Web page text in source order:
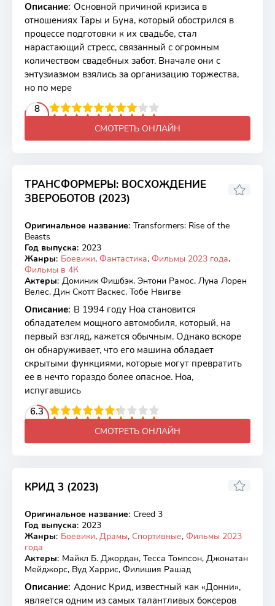
Описание: Основной причиной кризиса в
отношениях Тары и Буна, который обострился в
процессе подготовки к их свадьбе, стал
нарастающий стресс, связанный с огромным
количеством свадебных забот. Вначале они с
энтузиазмом взялись за организацию торжества,
но по мере
8
4 5 6 7 8 9 10
СМОТРЕТЬ ОНЛАЙН
ТРАНСФОРМЕРЫ: ВОСХОЖДЕНИЕ
ЗВЕРОБОТОВ (2023)
BDRip, WEB-DL
5.49
Оригинальное название: Transformers: Rise of the
Beasts
Год выпуска: 2023
Жанры: Боевики, Фантастика, Фильмы 2023 года,
Фильмы в 4К
Актеры: Доминик Фишбэк, Энтони Рамос, Луна Лорен
Велес, Дин Скотт Васкес, Тобе Нвигве
Описание: В 1994 году Ноа становится
обладателем мощного автомобиля, который, на
первый взгляд, кажется обычным. Однако вскоре
он обнаруживает, что его машина обладает
скрытыми функциями, которые могут превратить
ее в нечто гораздо более опасное. Ноа,
испугавшись
6.3
4 5 6 7 8 9 10
СМОТРЕТЬ ОНЛАЙН
КРИД 3 (2023)
BDRip
Оригинальное название: Creed 3
Год выпуска: 2023
Жанры: Боевики, Драмы, Спортивные, Фильмы 2023
года
Актеры: Майкл Б. Джордан, Тесса Томпсон, Джонатан
Мейджорс, Вуд Харрис, Филишия Рашад
Описание: Адонис Крид, известный как «Донни»,
является одним из самых талантливых боксеров